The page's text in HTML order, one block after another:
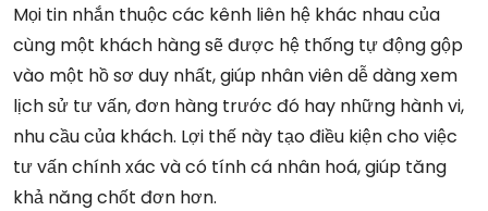
Mọi tin nhắn thuộc các kênh liên hệ khác nhau của
cùng một khách hàng sẽ được hệ thống tự động gộp
vào một hồ sơ duy nhất, giúp nhân viên dễ dàng xem
lịch sử tư vấn, đơn hàng trước đó hay những hành vi,
nhu cầu của khách. Lợi thế này tạo điều kiện cho việc
tư vấn chính xác và có tính cá nhân hoá, giúp tăng
khả năng chốt đơn hơn.